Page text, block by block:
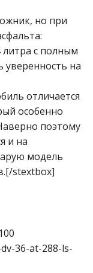
но при
литра с полным
на
отличается
особенно
поэтому
и на
модель
stextbox]